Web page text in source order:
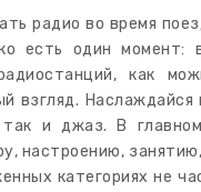
радио во время
есть один
как
взгляд.
так и джаз. В
настроению,
категориях не